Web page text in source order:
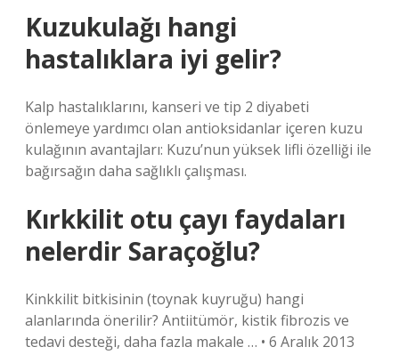
Kuzukulağı hangi
hastalıklara iyi gelir?
Kalp hastalıklarını, kanseri ve tip 2 diyabeti
önlemeye yardımcı olan antioksidanlar içeren kuzu
kulağının avantajları: Kuzu’nun yüksek lifli özelliği ile
bağırsağın daha sağlıklı çalışması.
Kırkkilit otu çayı faydaları
nelerdir Saraçoğlu?
Kinkkilit bitkisinin (toynak kuyruğu) hangi
alanlarında önerilir? Antiitümör, kistik fibrozis ve
tedavi desteği, daha fazla makale … • 6 Aralık 2013